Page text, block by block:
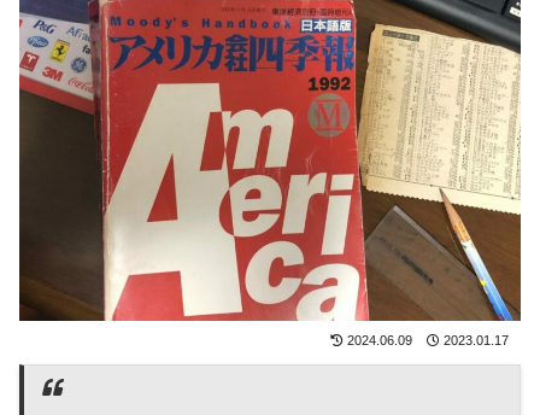
2024.06.09 2023.01.17